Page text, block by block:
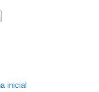
inicial